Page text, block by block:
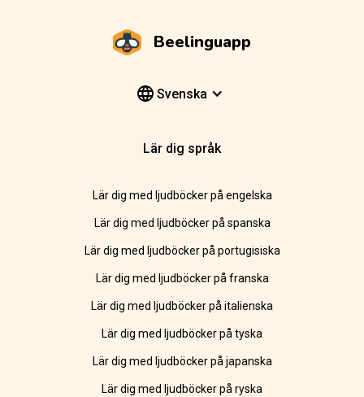
Beelinguapp
Svenska
Lär dig språk
Lär dig med ljudböcker på engelska
Lär dig med ljudböcker på spanska
Lär dig med ljudböcker på portugisiska
Lär dig med ljudböcker på franska
Lär dig med ljudböcker på italienska
Lär dig med ljudböcker på tyska
Lär dig med ljudböcker på japanska
Lär dig med ljudböcker på ryska